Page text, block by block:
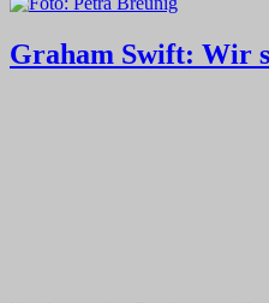
Graham Swift: Wir